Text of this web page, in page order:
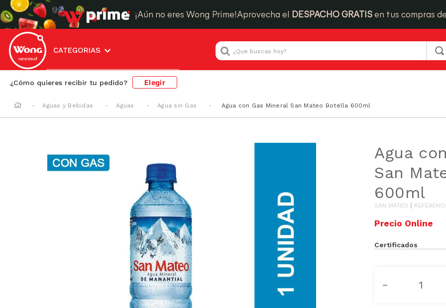
¡Aún no eres Wong Prime!Aprovecha el DESPACHO GRATIS en tus compras
CATEGORIAS
¿Que buscas hoy?
¿Cómo quieres recibir tu pedido? Elegir
Aguas y Bebidas Aguas Agua sin Gas Agua con Gas Mineral San Mateo Botella 600ml
Agua
San
600ml
SAN MATEO
Certificados
－